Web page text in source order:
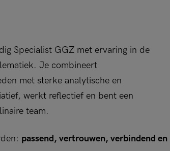
Specialist GGZ met ervaring in de
Je combineert
met sterke analytische en
werkt reflectief en bent een
team.
passend, vertrouwen, verbindend en